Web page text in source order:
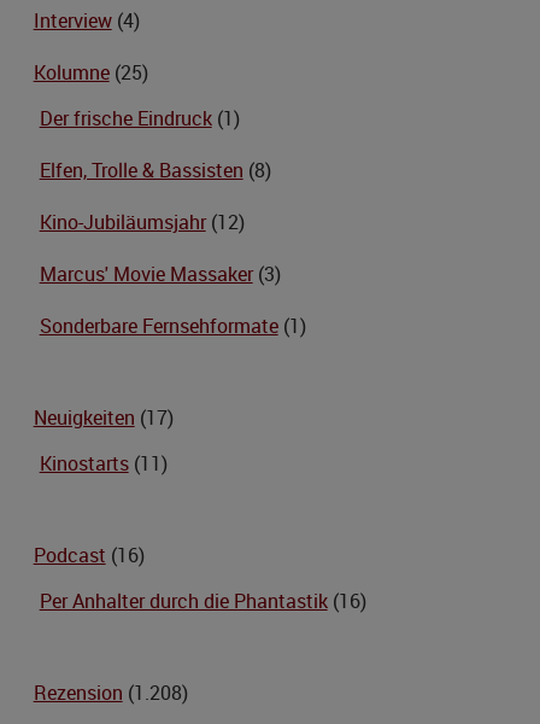
Interview(4)
Kolumne(25)
Der frische Eindruck(1)
Elfen, Trolle & Bassisten (8)
Kino-Jubiläumsjahr(12)
Marcus' Movie Massaker(3)
Sonderbare Fernsehformate(1)
Neuigkeiten (17)
Kinostarts(11)
Podcast (16)
Per Anhalter durch die Phantastik(16)
Rezension (1.208)